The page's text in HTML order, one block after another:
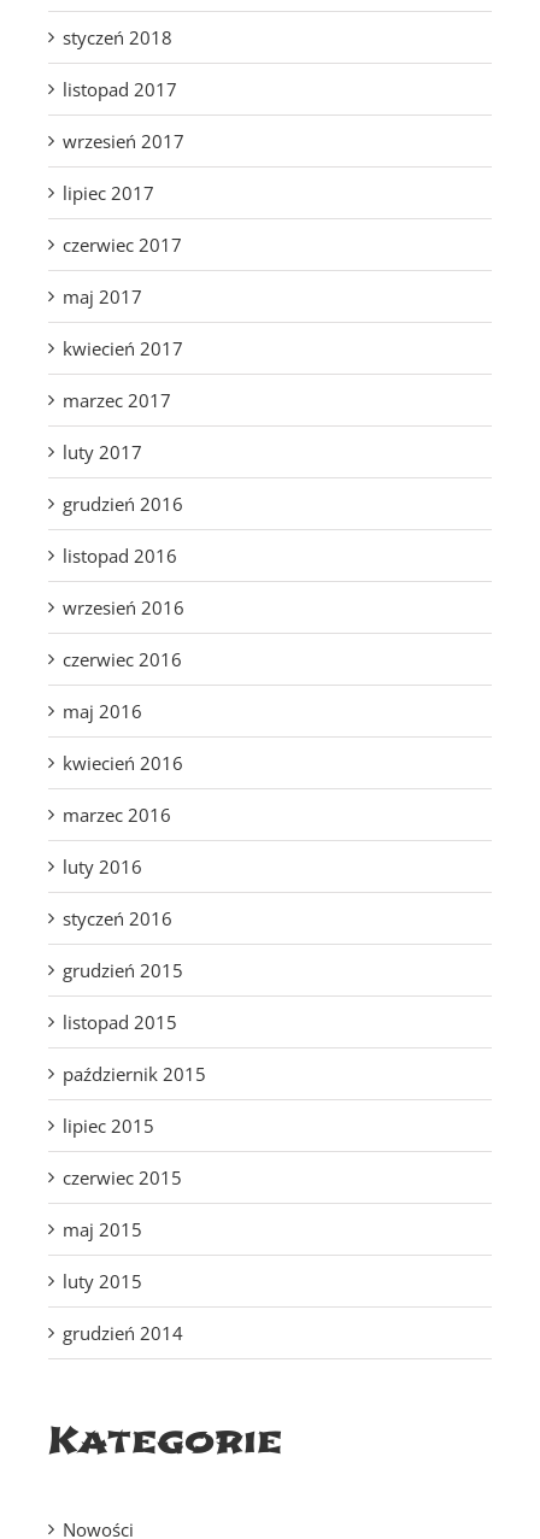
styczeń 2018
listopad 2017
wrzesień 2017
lipiec 2017
czerwiec 2017
maj 2017
kwiecień 2017
marzec 2017
luty 2017
grudzień 2016
listopad 2016
wrzesień 2016
czerwiec 2016
maj 2016
kwiecień 2016
marzec 2016
luty 2016
styczeń 2016
grudzień 2015
listopad 2015
październik 2015
lipiec 2015
czerwiec 2015
maj 2015
luty 2015
grudzień 2014
Kategorie
Nowości